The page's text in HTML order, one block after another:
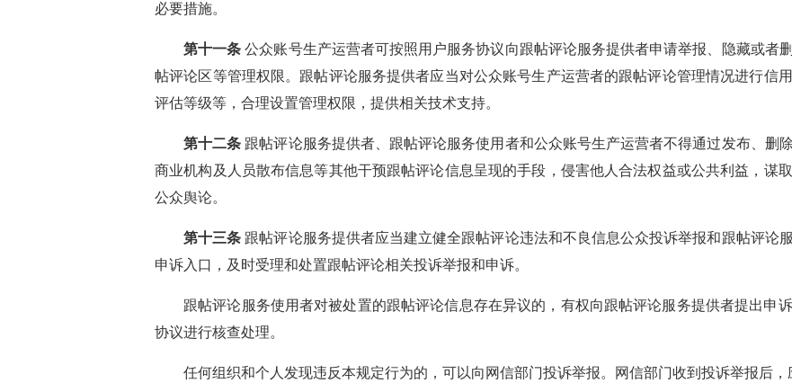
必要措施。
第十一条 公众账号生产运营者可按照用户服务协议向跟帖评论服务提供者申请举报、隐藏或者
帖评论区等管理权限。跟帖评论服务提供者应当对公众账号生产运营者的跟帖评论管理情况进行信
评估等级等，合理设置管理权限，提供相关技术支持。
第十二条 跟帖评论服务提供者、跟帖评论服务使用者和公众账号生产运营者不得通过发布、删
商业机构及人员散布信息等其他干预跟帖评论信息呈现的手段，侵害他人合法权益或公共利益，谋
公众舆论。
第十三条 跟帖评论服务提供者应当建立健全跟帖评论违法和不良信息公众投诉举报和跟帖评论
申诉入口，及时受理和处置跟帖评论相关投诉举报和申诉。
跟帖评论服务使用者对被处置的跟帖评论信息存在异议的，有权向跟帖评论服务提供者提出申
协议进行核查处理。
任何组织和个人发现违反本规定行为的，可以向网信部门投诉举报。网信部门收到投诉举报后，